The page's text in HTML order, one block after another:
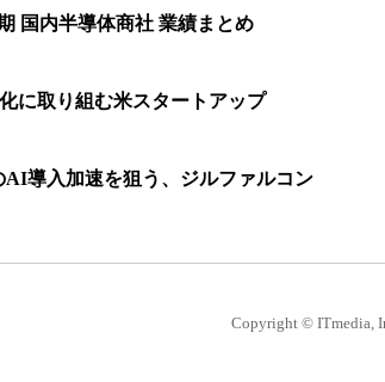
国内半導体商社 業績まとめ
に取り組む米スタートアップ
AI導入加速を狙う、ジルファルコン
Copyright © ITmedia,